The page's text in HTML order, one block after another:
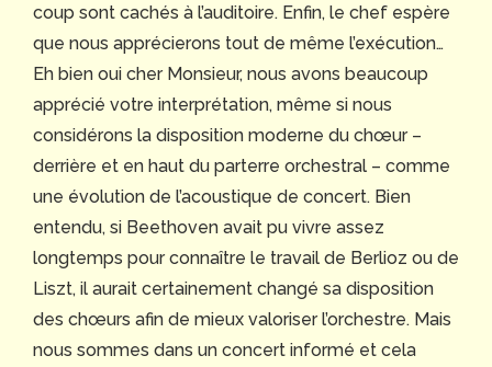
coup sont cachés à l’auditoire. Enfin, le chef espère
que nous apprécierons tout de même l’exécution…
Eh bien oui cher Monsieur, nous avons beaucoup
apprécié votre interprétation, même si nous
considérons la disposition moderne du chœur –
derrière et en haut du parterre orchestral – comme
une évolution de l’acoustique de concert. Bien
entendu, si Beethoven avait pu vivre assez
longtemps pour connaître le travail de Berlioz ou de
Liszt, il aurait certainement changé sa disposition
des chœurs afin de mieux valoriser l’orchestre. Mais
nous sommes dans un concert informé et cela